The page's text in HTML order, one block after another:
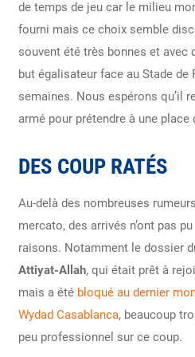
de temps de jeu car le milieu
fourni mais ce choix semble
souvent été très bonnes et avec
but égalisateur face au Stade de
semaines. Nous espérons qu’il
armé pour prétendre à une
DES COUP RATÉS
Au-delà des nombreuses
mercato, des arrivés n’ont pas
raisons. Notamment le dossier
Attiyat-Allah, qui était prêt à
mais a été bloqué au dernier
Wydad Casablanca, beaucoup
peu professionnel sur ce coup.